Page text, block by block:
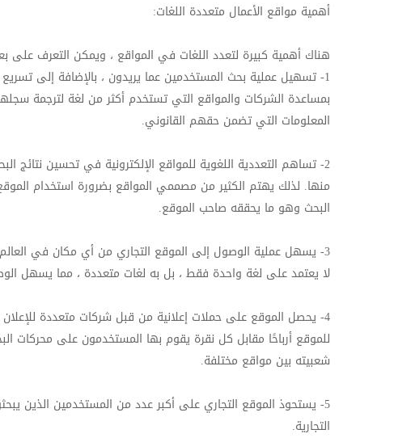
أهمية مواقع الأعمال متعددة اللغات:
هناك أهمية كبيرة لتعدد اللغات في المواقع ، ويمكن التعرف على
1- تسهيل عملية بحث المستخدمين عما يريدون ، بالإضافة إلى
بمساعدة الشركات والمواقع التي تستخدم أكثر من لغة لترجمة
المعلومات التي تضمن حقهم القانوني.
2- تساهم التعددية اللغوية للمواقع الإلكترونية في تحسين نتائج
منها. لذلك يهتم الكثير من مصممي المواقع بضرورة استخدام
البحث وهو ما يحققه صاحب الموقع.
3- يسهل عملية الوصول إلى الموقع التجاري من أي مكان في
لا يعتمد على لغة واحدة فقط ، بل به لغات متعددة ، مما يسهل
4- يحصل الموقع على حملات إعلانية من قبل شركات متعددة
للموقع أرباحًا مقابل كل نقرة يقوم بها المستخدمون على محركات
شعبيته بين مواقع مختلفة.
5- يستحوذ الموقع التجاري على أكبر عدد من المستخدمين الذين
التجارية.